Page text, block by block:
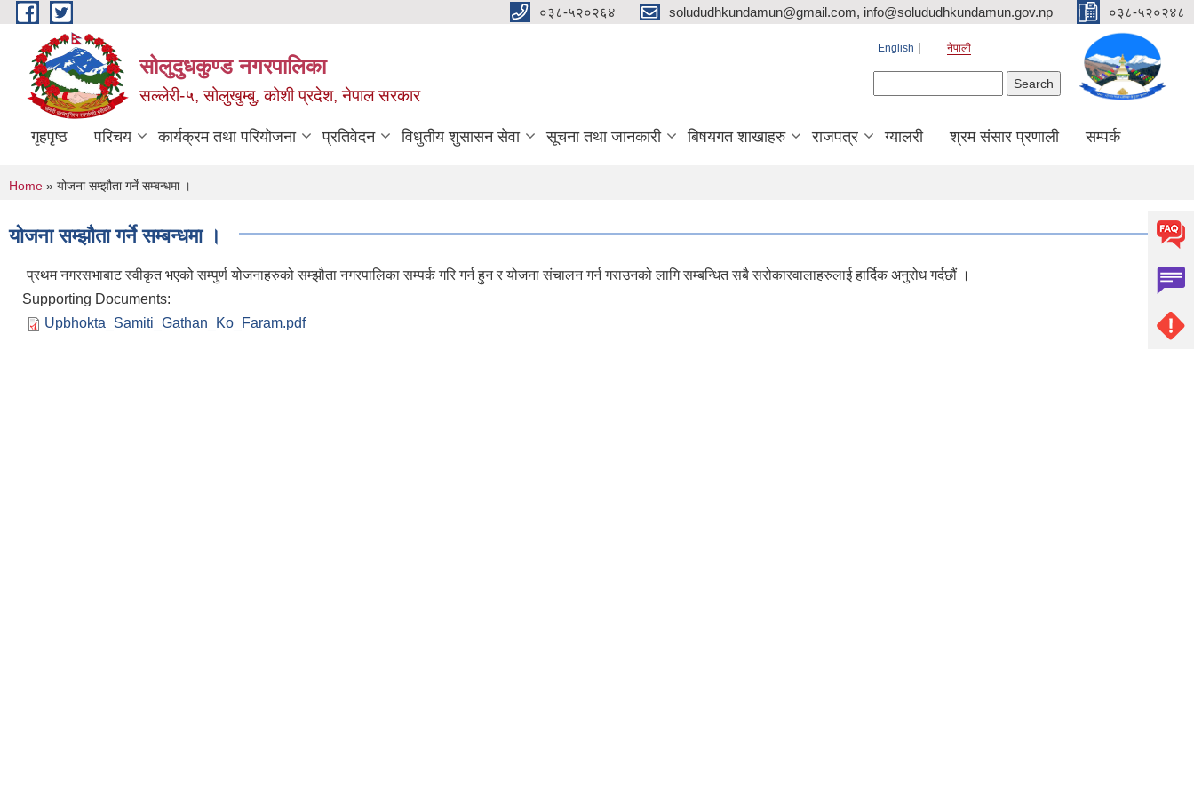
Skip to main content ०३८-५२०२६४ solududhkundamun@gmail.com, info@solududhkundamun.gov.np ०३८-५२०२४८
सोलुदुधकुण्ड नगरपालिका
सल्लेरी-५, सोलुखुम्बु, कोशी प्रदेश, नेपाल सरकार
English नेपाली
गृहपृष्ठ परिचय कार्यक्रम तथा परियोजना प्रतिवेदन विधुतीय शुसासन सेवा सूचना तथा जानकारी बिषयगत शाखाहरु राजपत्र ग्यालरी श्रम संसार प्रणाली सम्पर्क
You are here
Home » योजना सम्झौता गर्ने सम्बन्धमा ।
योजना सम्झौता गर्ने सम्बन्धमा ।
प्रथम नगरसभाबाट स्वीकृत भएको सम्पुर्ण योजनाहरुको सम्झौता नगरपालिका सम्पर्क गरि गर्न हुन र योजना संचालन गर्न गराउनको लागि सम्बन्धित सबै सरोकारवालाहरुलाई हार्दिक अनुरोध गर्दछौं ।
Supporting Documents:
Upbhokta_Samiti_Gathan_Ko_Faram.pdf